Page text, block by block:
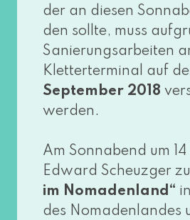
der an die­sen
den soll­te, muss
Sanierungsarbeiten
Kletterterminal auf
September 2018
wer­den.
Am Sonnabend um
Edward Scheuzger zu
im Nomadenland“
des Nomadenlandes